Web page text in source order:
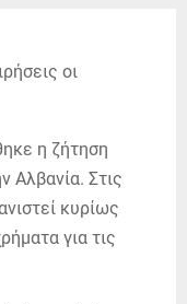
η ζήτηση
Αλβανία. Στις
κυρίως
για τις